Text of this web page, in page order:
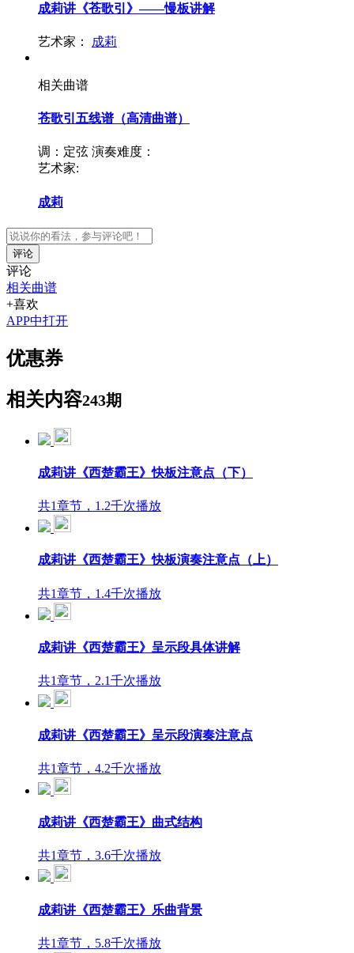
成莉讲《苍歌引》——慢板讲解
艺术家： 成莉
相关曲谱
苍歌引五线谱（高清曲谱）
调：定弦 演奏难度：
艺术家:
成莉
评论
评论
相关曲谱
+喜欢
APP中打开
优惠券
相关内容243期
成莉讲《西楚霸王》快板注意点（下）
共1章节，1.2千次播放
成莉讲《西楚霸王》快板演奏注意点（上）
共1章节，1.4千次播放
成莉讲《西楚霸王》呈示段具体讲解
共1章节，2.1千次播放
成莉讲《西楚霸王》呈示段演奏注意点
共1章节，4.2千次播放
成莉讲《西楚霸王》曲式结构
共1章节，3.6千次播放
成莉讲《西楚霸王》乐曲背景
共1章节，5.8千次播放